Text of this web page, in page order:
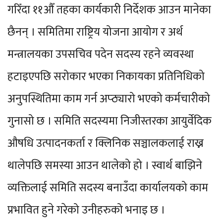
गरिँदा ११औँ तहका कार्यकारी निर्देशक आउन मानेका
छैनन् । समितिमा राष्ट्रिय योजना आयोग र अर्थ
मन्त्रालयका उपसचिव पदेन सदस्य रहने व्यवस्था
हटाइएपछि सरोकार भएका निकायका प्रतिनिधिको
अनुपस्थितिमा काम गर्न अप्ठ्यारो भएको कर्मचारीको
गुनासो छ । समिति सदस्यमा निजीस्तरका आयुर्वेदिक
औषधि उत्पादनकर्ता र क्लिनिक सञ्चालकलाई राख्न
थालेपछि समस्या आउन थालेको हो । स्वार्थ बाझिने
व्यक्तिलाई समिति सदस्य बनाउँदा कार्यालयको काम
प्रभावित हुने गरेको उनीहरुको भनाइ छ ।